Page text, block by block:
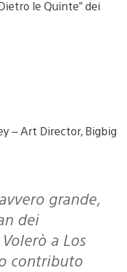
– Art Director, Bigbig
grande,
dei
a Los
contributo